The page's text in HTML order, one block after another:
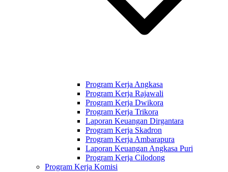
Program Kerja Angkasa
Program Kerja Rajawali
Program Kerja Dwikora
Program Kerja Trikora
Laporan Keuangan Dirgantara
Program Kerja Skadron
Program Kerja Ambarapura
Laporan Keuangan Angkasa Puri
Program Kerja Cilodong
Program Kerja Komisi